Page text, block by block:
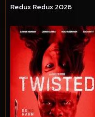
Redux Redux 2026